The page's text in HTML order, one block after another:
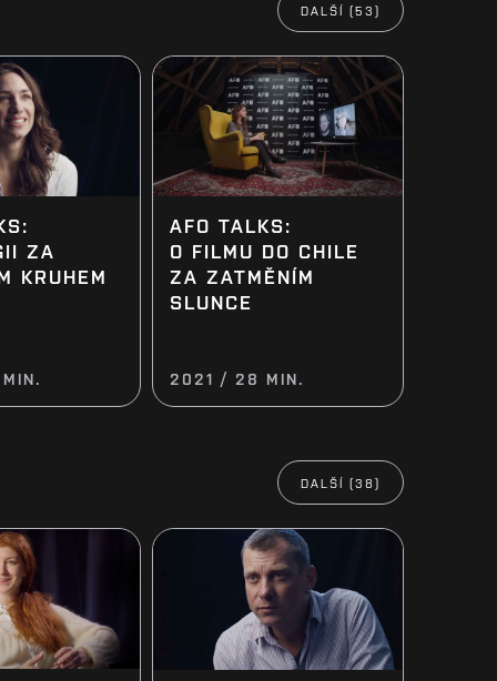
DALŠÍ (53)
ZA
KRUHEM
AFO TALKS:
O FILMU DO CHILE
ZA ZATMĚNÍM
SLUNCE
2021 / 28 MIN.
DALŠÍ (38)